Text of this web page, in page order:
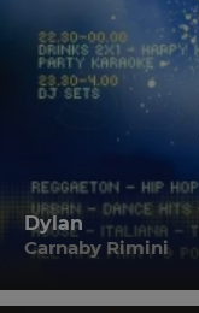
Dylan
Carnaby Rimini